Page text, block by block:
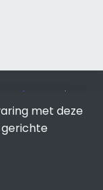
SEO-bureau
Lion
SEO
is onderdeel van
met deze